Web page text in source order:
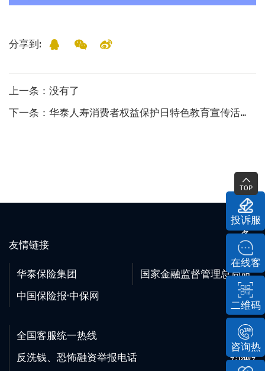
投诉服
务
在线客
服
二维码
咨询热
线
TOP
分享到:
上一条 ：没有了
下一条 ：华泰人寿消费者权益保护日特色教育宣传活动（2025年1月）
友情链接
华泰保险集团
国家金融监督管理总局
中国保险报·中保网
全国客服统一热线
95509
反洗钱、恐怖融资举报电话
95509